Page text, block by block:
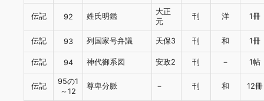
伝記 92 姓氏明鑑
大正
元
刊 洋 1冊
伝記 93 列国家号弁議 天保3 刊 和 1冊
伝記 94 神代御系図 安政2 刊 － 1帖
伝記
95の1
～12
尊卑分脈 － 刊 和 12冊